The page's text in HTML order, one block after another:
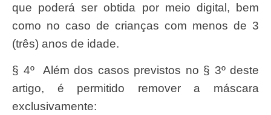
que poderá ser obtida por meio digital, bem
como no caso de crianças com menos de 3
(três) anos de idade.
§ 4º Além dos casos previstos no § 3º deste
artigo, é permitido remover a máscara
exclusivamente: